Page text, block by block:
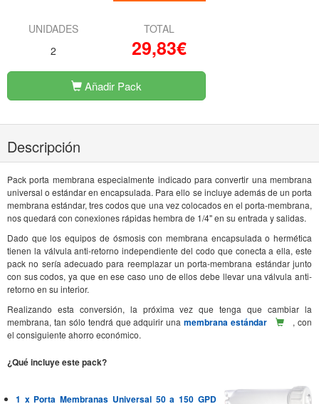
UNIDADES
TOTAL
2
29,83€
Añadir Pack
Descripción
Pack porta membrana especialmente indicado para convertir una membrana
universal o estándar en encapsulada. Para ello se incluye además de un porta
membrana estándar, tres codos que una vez colocados en el porta-membrana,
nos quedará con conexiones rápidas hembra de 1/4" en su entrada y salidas.
Dado que los equipos de ósmosis con membrana encapsulada o hermética
tienen la válvula anti-retorno independiente del codo que conecta a ella, este
pack no sería adecuado para reemplazar un porta-membrana estándar junto
con sus codos, ya que en ese caso uno de ellos debe llevar una válvula anti-
retorno en su interior.
Realizando esta conversión, la próxima vez que tenga que cambiar la
membrana, tan sólo tendrá que adquirir unamembrana estándar
, con
el consiguiente ahorro económico.
¿Qué incluye este pack?
1 x Porta Membranas Universal 50 a 150 GPD